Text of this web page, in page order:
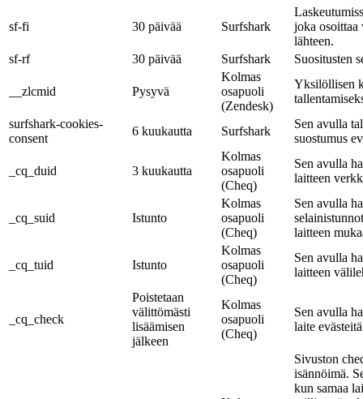
sf-fi 30 päivää Surfshark
joka
lähteen.
sf-rf
30 päivää Surfshark Suositusten
__zlcmid Pysyvä
Kolmas
osapuoli
(Zendesk)
Yksilöllisen
surfshark-cookies-
consent
6 kuukautta Surfshark
Sen avulla
suostumus
_cq_duid 3 kuukautta
Kolmas
osapuoli
(Cheq)
Sen avulla
laitteen
_cq_suid Istunto
Kolmas
osapuoli
(Cheq)
Sen avulla
laitteen
_cq_tuid Istunto
Kolmas
osapuoli
(Cheq)
Sen avulla
laitteen
_cq_check
Poistetaan
välittömästi
lisäämisen
jälkeen
Kolmas
osapuoli
(Cheq)
Sen avulla
laite
Sivuston
isännöimä.
kun samaa